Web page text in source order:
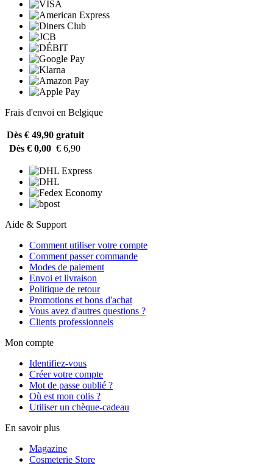
Frais d'envoi en Belgique
Dès € 49,90 gratuit
Dès € 0,00 € 6,90
Aide & Support
Comment utiliser votre compte
Comment passer commande
Modes de paiement
Envoi et livraison
Politique de retour
Promotions et bons d'achat
Vous avez d'autres questions ?
Clients professionnels
Mon compte
Identifiez-vous
Créer votre compte
Mot de passe oublié ?
Où est mon colis ?
Utiliser un chèque-cadeau
En savoir plus
Magazine
Cosmeterie Store